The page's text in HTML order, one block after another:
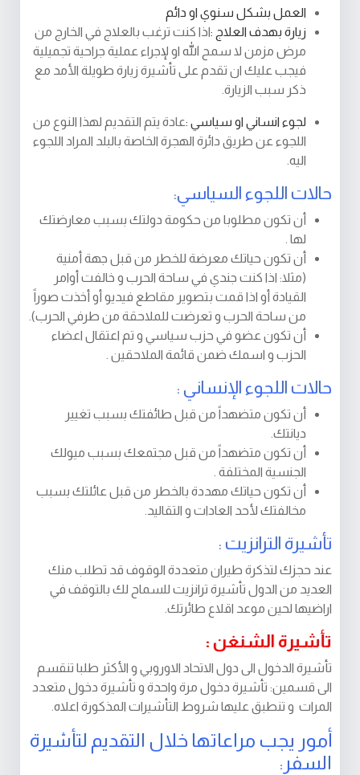
العمل بشكل سنوي او دائم
زيارة بهدف العلاج :اذا كنت ترغب بالعلاج في الخارج من
مرض مزمن لا سمح الله او لإجراء عملية جراحية تجميلية
فيجب عليك ان تقدم على تأشيرة زيارة طويلة الأمد مع
ذكر سبب الزيارة.
لجوء انساني او سياسي :عادة يتم التقديم لهذا النوع من
اللجوء عن طريق دائرة الهجرة الخاصة بالبلد المراد اللجوء
اليه.
حالات اللجوء السياسي:
أن تكون مطلوبا من حكومة دولتك بسبب معارضتك
لها .
أن تكون حياتك معرضة للخطر من قبل جهة أمنية
(مثلا: اذا كنت جندي في ساحة الحرب و خالفت أوامر
القيادة أو اذا قمت بتصوير مقاطع فيديو أو أخذت صوراً
من ساحة الحرب و تعرضت للملاحقة من طرفي الحرب).
أن تكون عضو في حزب سياسي و تم اعتقال اعضاء
الحزب و اسمك ضمن قائمة الملاحقين .
حالات اللجوء الإنساني :
أن تكون متضهداً من قبل طائفتك بسبب تغيير
ديانتك.
أن تكون متضهداً من قبل مجتمعك بسبب ميولك
الجنسية المختلفة .
أن تكون حياتك مهددة بالخطر من قبل عائلتك بسبب
مخالفتك لأحد العادات و التقاليد.
تأشيرة الترانزيت :
عند حجزك لتذكرة طيران متعددة الوقوف قد تطلب منك
العديد من الدول تأشيرة ترانزيت للسماح لك بالتوقف في
اراضيها لحين موعد اقلاع طائرتك.
تأشيرة الشنغن :
تأشيرة الدخول الى دول الاتحاد الاوروبي و الأكثر طلبا تنقسم
الى قسمين: تأشيرة دخول مرة واحدة و تأشيرة دخول متعدد
المرات و تنطبق عليها شروط التأشيرات المذكورة اعلاه.
أمور يجب مراعاتها خلال التقديم لتأشيرة
السفر: